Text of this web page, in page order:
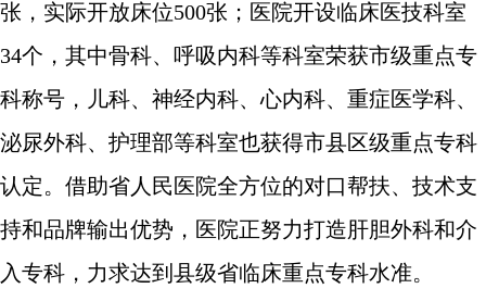
张，实际开放床位500张；医院开设临床医技科室
34个，其中骨科、呼吸内科等科室荣获市级重点专
科称号，儿科、神经内科、心内科、重症医学科、
泌尿外科、护理部等科室也获得市县区级重点专科
认定。借助省人民医院全方位的对口帮扶、技术支
持和品牌输出优势，医院正努力打造肝胆外科和介
入专科，力求达到县级省临床重点专科水准。